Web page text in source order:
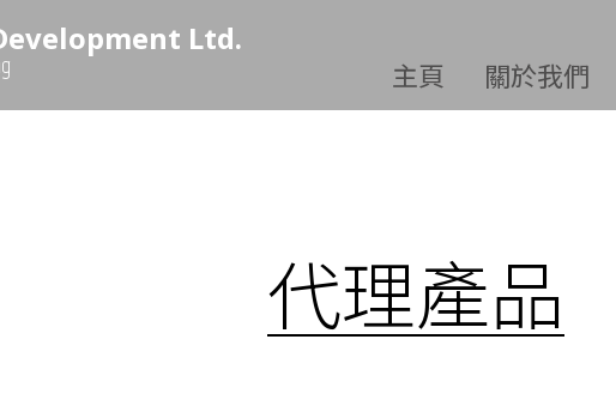
Ltd.
主頁 關於我們
代理產品